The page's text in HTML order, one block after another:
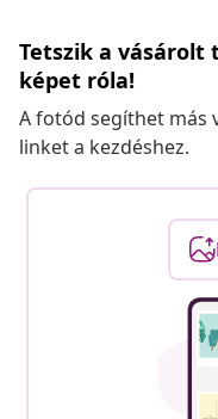
Tetszik a vásárolt
képet róla!
A fotód segíthet más
linket a kezdéshez.